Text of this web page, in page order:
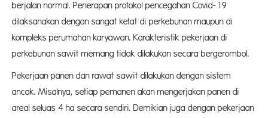
berjalan normal. Penerapan protokol pencegahan Covid-19
dilaksanakan dengan sangat ketat di perkebunan maupun di
kompleks perumahan karyawan. Karakteristik pekerjaan di
perkebunan sawit memang tidak dilakukan secara bergerombol.
Pekerjaan panen dan rawat sawit dilakukan dengan sistem
ancak. Misalnya, setiap pemanen akan mengerjakan panen di
areal seluas 4 ha secara sendiri. Demikian juga dengan pekerjaan